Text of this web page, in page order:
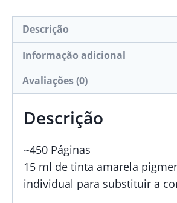
Descrição
Informação adicional
Avaliações (0)
Descrição
~450 Páginas
15 ml de tinta amarela
individual para substituir a